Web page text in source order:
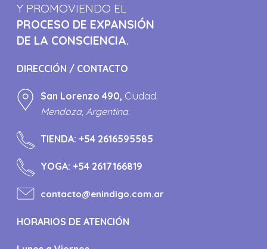
Y PROMOVIENDO EL
PROCESO DE EXPANSIÓN
DE LA CONSCIENCIA.
DIRECCIÓN / CONTACTO
San Lorenzo 490, Ciudad.
Mendoza, Argentina.
TIENDA:+54 2616595585
YOGA:+54 2617166819
contacto@enindigo.com.ar
HORARIOS DE ATENCIÓN